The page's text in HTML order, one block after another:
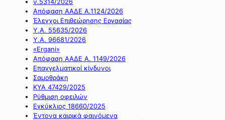
Απόφαση ΑΑΔΕ Α.1124/2026
Έλεγχοι Επιθεώρησης Εργασίας
Υ.Α. 55635/2026
Υ.Α. 96681/2026
«Ergani»
Απόφαση ΑΑΔΕ Α. 1149/2026
Επαγγελματικοί κίνδυνοι
Σαμοθράκη
ΚΥΑ 47429/2025
Ρύθμιση οφειλών
Εγκύκλιος 18660/2025
Έντονα καιρικά φαινόμενα